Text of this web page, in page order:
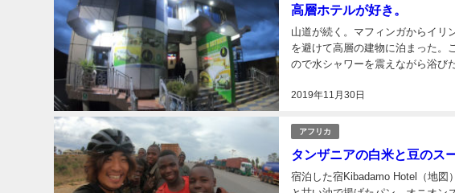
高層ホテルが好き。
2019年11月30日
山道が続く。マフィンガからイリンガへ。 すっかり水シャワーに慣れてしま
を避けて高層の建物に泊まった。
ので水シャワーを震えながら浴び
アフリカ
タンザニアの白米と豆のス
宿泊した宿Kibadamo Hotel（地図）では朝食を食べた。